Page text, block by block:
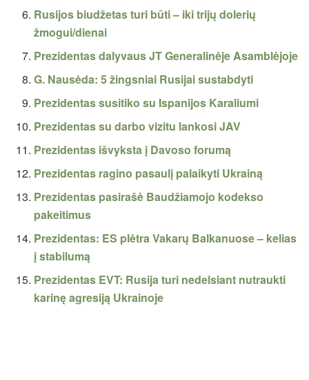
Rusijos biudžetas turi būti – iki trijų dolerių
žmogui/dienai
Prezidentas dalyvaus JT Generalinėje Asamblėjoje
G. Nausėda: 5 žingsniai Rusijai sustabdyti
Prezidentas susitiko su Ispanijos Karaliumi
Prezidentas su darbo vizitu lankosi JAV
Prezidentas išvyksta į Davoso forumą
Prezidentas ragino pasaulį palaikyti Ukrainą
Prezidentas pasirašė Baudžiamojo kodekso
pakeitimus
Prezidentas: ES plėtra Vakarų Balkanuose – kelias
į stabilumą
Prezidentas EVT: Rusija turi nedelsiant nutraukti
karinę agresiją Ukrainoje